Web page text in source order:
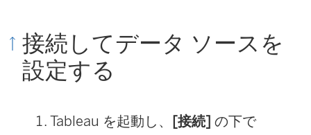
ウ
ン
接続してデータ ソースを
設定する
Tableau を起動し、 [接続] の下で